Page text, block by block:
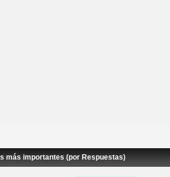
más importantes (por Respuestas)